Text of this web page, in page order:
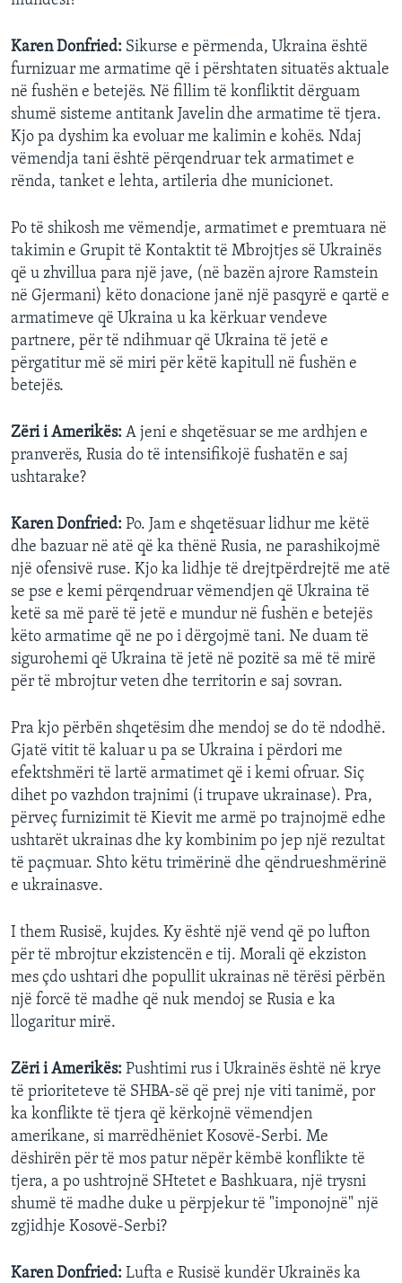
Karen Donfried: Sikurse e përmenda, Ukraina është
furnizuar me armatime që i përshtaten situatës aktuale
në fushën e betejës. Në fillim të konfliktit dërguam
shumë sisteme antitank Javelin dhe armatime të tjera.
Kjo pa dyshim ka evoluar me kalimin e kohës. Ndaj
vëmendja tani është përqendruar tek armatimet e
rënda, tanket e lehta, artileria dhe municionet.
Po të shikosh me vëmendje, armatimet e premtuara në
takimin e Grupit të Kontaktit të Mbrojtjes së Ukrainës
që u zhvillua para një jave, (në bazën ajrore Ramstein
në Gjermani) këto donacione janë një pasqyrë e qartë e
armatimeve që Ukraina u ka kërkuar vendeve
partnere, për të ndihmuar që Ukraina të jetë e
përgatitur më së miri për këtë kapitull në fushën e
betejës.
Zëri i Amerikës: A jeni e shqetësuar se me ardhjen e
pranverës, Rusia do të intensifikojë fushatën e saj
ushtarake?
Karen Donfried: Po. Jam e shqetësuar lidhur me këtë
dhe bazuar në atë që ka thënë Rusia, ne parashikojmë
një ofensivë ruse. Kjo ka lidhje të drejtpërdrejtë me atë
se pse e kemi përqendruar vëmendjen që Ukraina të
ketë sa më parë të jetë e mundur në fushën e betejës
këto armatime që ne po i dërgojmë tani. Ne duam të
sigurohemi që Ukraina të jetë në pozitë sa më të mirë
për të mbrojtur veten dhe territorin e saj sovran.
Pra kjo përbën shqetësim dhe mendoj se do të ndodhë.
Gjatë vitit të kaluar u pa se Ukraina i përdori me
efektshmëri të lartë armatimet që i kemi ofruar. Siç
dihet po vazhdon trajnimi (i trupave ukrainase). Pra,
përveç furnizimit të Kievit me armë po trajnojmë edhe
ushtarët ukrainas dhe ky kombinim po jep një rezultat
të paçmuar. Shto këtu trimërinë dhe qëndrueshmërinë
e ukrainasve.
I them Rusisë, kujdes. Ky është një vend që po lufton
për të mbrojtur ekzistencën e tij. Morali që ekziston
mes çdo ushtari dhe popullit ukrainas në tërësi përbën
një forcë të madhe që nuk mendoj se Rusia e ka
llogaritur mirë.
Zëri i Amerikës: Pushtimi rus i Ukrainës është në krye
të prioriteteve të SHBA-së që prej nje viti tanimë, por
ka konflikte të tjera që kërkojnë vëmendjen
amerikane, si marrëdhëniet Kosovë-Serbi. Me
dëshirën për të mos patur nëpër këmbë konflikte të
tjera, a po ushtrojnë SHtetet e Bashkuara, një trysni
shumë të madhe duke u përpjekur të "imponojnë" një
zgjidhje Kosovë-Serbi?
Karen Donfried: Lufta e Rusisë kundër Ukrainës ka